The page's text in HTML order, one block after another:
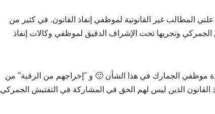
المطالب غير القانونية لموظفي إنفاذ القانون. في كثير من
الجمركي وتجريها تحت الإشراف الدقيق لموظفي وكالات إنفاذ
موظفي الجمارك في هذا الشأن 🙂 و "إخراجهم من الرقبة" من
القانون الذين ليس لهم الحق في المشاركة في التفتيش الجمركي